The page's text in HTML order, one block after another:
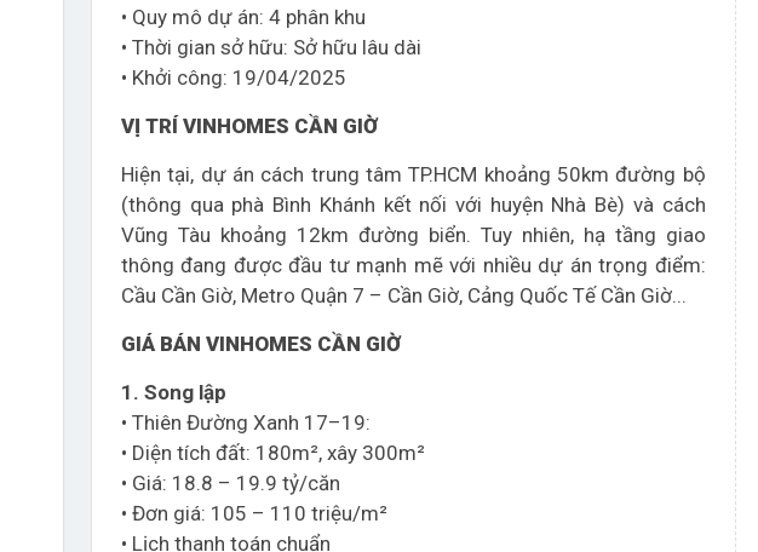
• Quy mô dự án: 4 phân khu
• Thời gian sở hữu: Sở hữu lâu dài
• Khởi công: 19/04/2025
VỊ TRÍ VINHOMES CẦN GIỜ
Hiện tại, dự án cách trung tâm TP.HCM khoảng 50km đường bộ
(thông qua phà Bình Khánh kết nối với huyện Nhà Bè) và cách
Vũng Tàu khoảng 12km đường biển. Tuy nhiên, hạ tầng giao
thông đang được đầu tư mạnh mẽ với nhiều dự án trọng điểm:
Cầu Cần Giờ, Metro Quận 7 – Cần Giờ, Cảng Quốc Tế Cần Giờ...
GIÁ BÁN VINHOMES CẦN GIỜ
1. Song lập
• Thiên Đường Xanh 17–19:
• Diện tích đất: 180m², xây 300m²
• Giá: 18.8 – 19.9 tỷ/căn
• Đơn giá: 105 – 110 triệu/m²
• Lịch thanh toán chuẩn